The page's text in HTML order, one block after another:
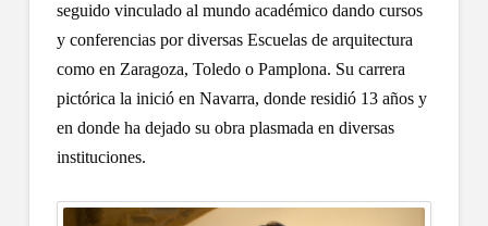
seguido vinculado al mundo académico dando cursos
y conferencias por diversas Escuelas de arquitectura
como en Zaragoza, Toledo o Pamplona. Su carrera
pictórica la inició en Navarra, donde residió 13 años y
en donde ha dejado su obra plasmada en diversas
instituciones.